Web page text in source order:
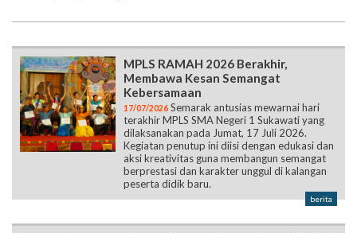
MPLS RAMAH 2026 Berakhir,
Membawa Kesan Semangat
Kebersamaan
17/07/2026 Semarak antusias mewarnai hari
terakhir MPLS SMA Negeri 1 Sukawati yang
dilaksanakan pada Jumat, 17 Juli 2026.
Kegiatan penutup ini diisi dengan edukasi dan
aksi kreativitas guna membangun semangat
berprestasi dan karakter unggul di kalangan
peserta didik baru.
berita